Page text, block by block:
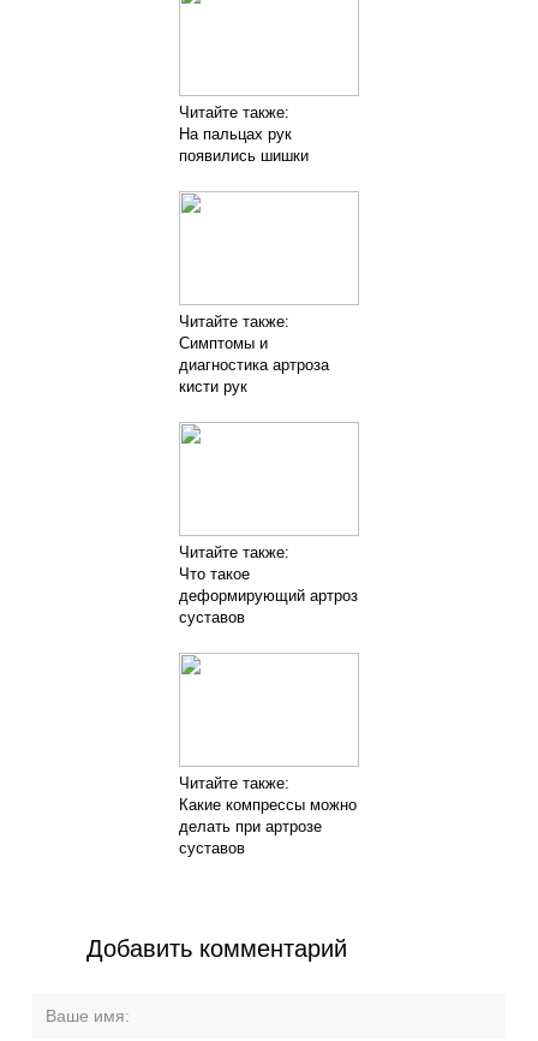
Читайте также:
На пальцах рук
появились шишки
Читайте также:
Симптомы и
диагностика артроза
кисти рук
Читайте также:
Что такое
деформирующий артроз
суставов
Читайте также:
Какие компрессы можно
делать при артрозе
суставов
Добавить комментарий